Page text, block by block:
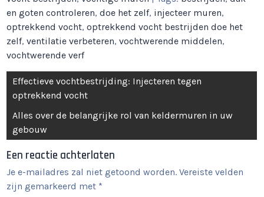
en goten controleren,doe het zelf, injecteer muren,
optrekkend vocht,optrekkend vocht bestrijden doe het
zelf,ventilatie verbeteren,vochtwerende middelen,
vochtwerende verf
Berichtnavigatie
Effectieve vochtbestrijding: Injecteren tegen
optrekkend vocht
Alles over de belangrijke rol van keldermuren in uw
gebouw
Een reactie achterlaten
Je e-mailadres zal niet getoond worden. Vereiste velden
zijn gemarkeerd met *